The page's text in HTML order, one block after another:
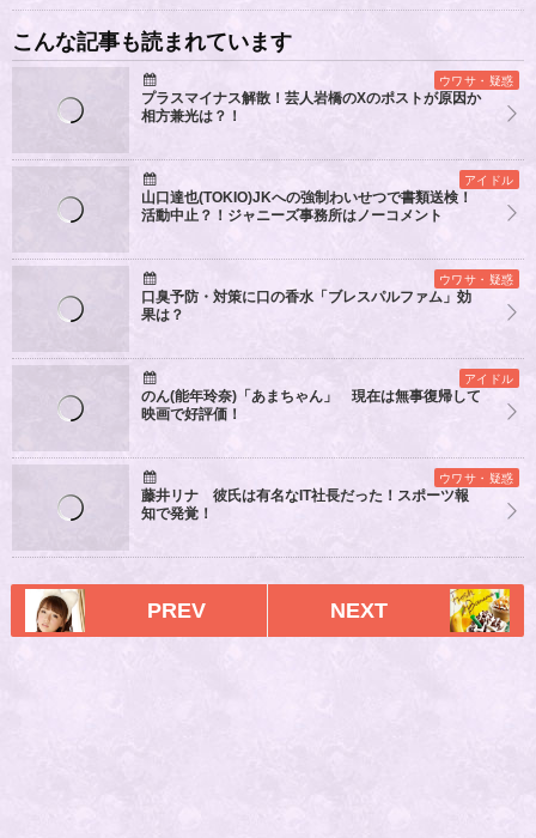
こんな記事も読まれています
ウワサ・疑惑
プラスマイナス解散！芸人岩橋のXのポストが原因か
相方兼光は？！
アイドル
山口達也(TOKIO)JKへの強制わいせつで書類送検！
活動中止？！ジャニーズ事務所はノーコメント
ウワサ・疑惑
口臭予防・対策に口の香水「ブレスパルファム」効
果は？
アイドル
のん(能年玲奈)「あまちゃん」 現在は無事復帰して
映画で好評価！
ウワサ・疑惑
藤井リナ 彼氏は有名なIT社長だった！スポーツ報
知で発覚！
PREV NEXT